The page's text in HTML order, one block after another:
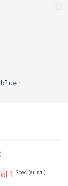
blue;
1 Spec (англ.)